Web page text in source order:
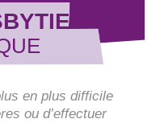
en plus difficile
ou d’effectuer